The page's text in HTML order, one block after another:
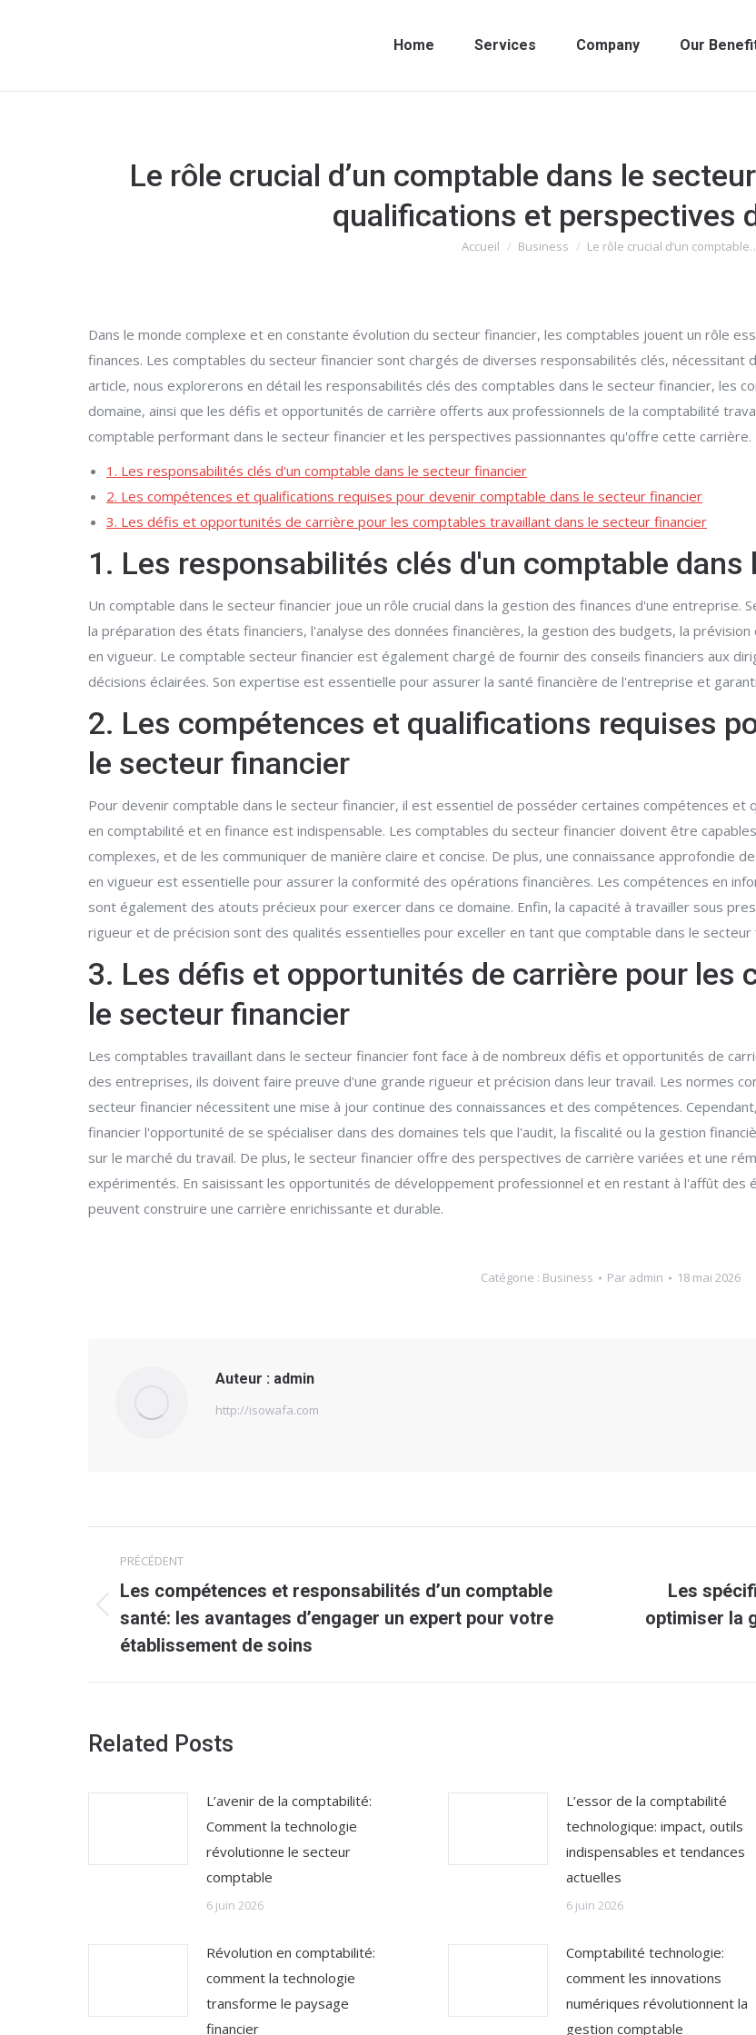
Home Services Company Our
Le rôle crucial d’un comptable dans le
qualifications et perspectives
Vous êtes ici :
Accueil Business Le rôle crucial d’un
Dans le monde complexe et en constante évolution du secteur financier, les comptables jouent un rôle
finances. Les comptables du secteur financier sont chargés de diverses responsabilités clés,
article, nous explorerons en détail les responsabilités clés des comptables dans le secteur financier, les
domaine, ainsi que les défis et opportunités de carrière offerts aux professionnels de la comptabilité
comptable performant dans le secteur financier et les perspectives passionnantes qu'offre cette carrière.
1. Les responsabilités clés d'un comptable dans le secteur financier
2. Les compétences et qualifications requises pour devenir comptable dans le secteur financier
3. Les défis et opportunités de carrière pour les comptables travaillant dans le secteur financier
1. Les responsabilités clés d'un comptable
Un comptable dans le secteur financier joue un rôle crucial dans la gestion des finances d'une entreprise.
la préparation des états financiers, l'analyse des données financières, la gestion des budgets, la
en vigueur. Le comptable secteur financier est également chargé de fournir des conseils financiers aux
décisions éclairées. Son expertise est essentielle pour assurer la santé financière de l'entreprise et
2. Les compétences et qualifications requises
le secteur financier
Pour devenir comptable dans le secteur financier, il est essentiel de posséder certaines compétences et
en comptabilité et en finance est indispensable. Les comptables du secteur financier doivent être
complexes, et de les communiquer de manière claire et concise. De plus, une connaissance approfondie
en vigueur est essentielle pour assurer la conformité des opérations financières. Les compétences en
sont également des atouts précieux pour exercer dans ce domaine. Enfin, la capacité à travailler sous
rigueur et de précision sont des qualités essentielles pour exceller en tant que comptable dans le secteur
3. Les défis et opportunités de carrière pour les
le secteur financier
Les comptables travaillant dans le secteur financier font face à de nombreux défis et opportunités de
des entreprises, ils doivent faire preuve d'une grande rigueur et précision dans leur travail. Les normes
secteur financier nécessitent une mise à jour continue des connaissances et des compétences.
financier l'opportunité de se spécialiser dans des domaines tels que l'audit, la fiscalité ou la gestion
sur le marché du travail. De plus, le secteur financier offre des perspectives de carrière variées et une
expérimentés. En saisissant les opportunités de développement professionnel et en restant à l'affût des
peuvent construire une carrière enrichissante et durable.
Catégorie : Business Par admin 18 mai 2026
Auteur : admin
http://isowafa.com
Navigation
article
PRÉCÉDENT
Article
précédent
Les compétences et responsabilités d’un comptable
santé: les avantages d’engager un expert pour votre
établissement de soins
Article
Les
optimiser la
Related Posts
L’avenir de la comptabilité:
Comment la technologie
révolutionne le secteur
comptable
6 juin 2026
L’essor de la comptabilité
technologique: impact, outils
indispensables et tendances
actuelles
6 juin 2026
Révolution en comptabilité:
comment la technologie
transforme le paysage
financier
Comptabilité technologie:
comment les innovations
numériques révolutionnent la
gestion comptable